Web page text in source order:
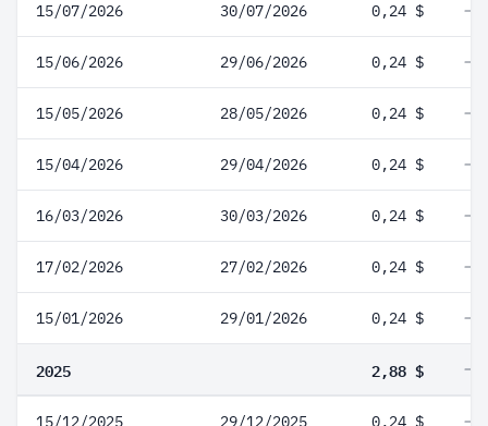
15/07/2026 30/07/2026 0,24 $
15/06/2026 29/06/2026 0,24 $
15/05/2026 28/05/2026 0,24 $
15/04/2026 29/04/2026 0,24 $
16/03/2026 30/03/2026 0,24 $
17/02/2026 27/02/2026 0,24 $
15/01/2026 29/01/2026 0,24 $
2025 2,88 $
15/12/2025 29/12/2025 0,24 $